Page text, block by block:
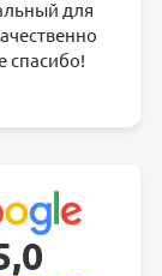
для
спасибо!